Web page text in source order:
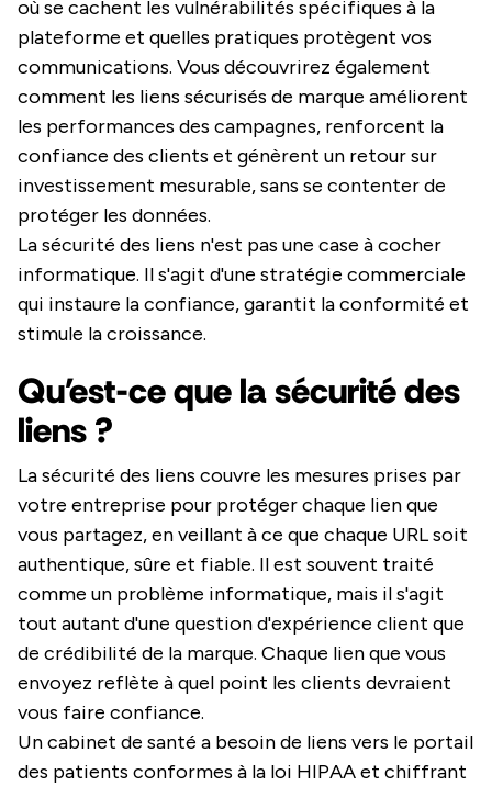
où se cachent les vulnérabilités spécifiques à la
plateforme et quelles pratiques protègent vos
communications. Vous découvrirez également
comment les liens sécurisés de marque améliorent
les performances des campagnes, renforcent la
confiance des clients et génèrent un retour sur
investissement mesurable, sans se contenter de
protéger les données.
La sécurité des liens n'est pas une case à cocher
informatique. Il s'agit d'une stratégie commerciale
qui instaure la confiance, garantit la conformité et
stimule la croissance.
Qu'est-ce que la sécurité des
liens ?
La sécurité des liens couvre les mesures prises par
votre entreprise pour protéger chaque lien que
vous partagez, en veillant à ce que chaque URL soit
authentique, sûre et fiable. Il est souvent traité
comme un problème informatique, mais il s'agit
tout autant d'une question d'expérience client que
de crédibilité de la marque. Chaque lien que vous
envoyez reflète à quel point les clients devraient
vous faire confiance.
Un cabinet de santé a besoin de liens vers le portail
des patients conformes à la loi HIPAA et chiffrant